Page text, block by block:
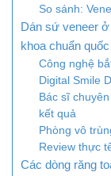
So sánh:
Dán sứ veneer
khoa chuẩn
Công nghệ
Digital Smile
Bác sĩ
kết quả
Phòng vô
Review thực
Các dòng răng